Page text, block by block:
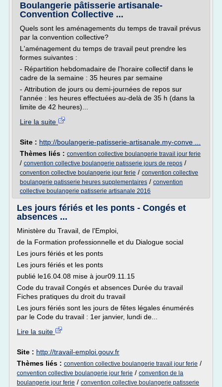
Boulangerie pâtisserie artisanale-
Convention Collective ...
Quels sont les aménagements du temps de travail prévus
par la convention collective?
L'aménagement du temps de travail peut prendre les
formes suivantes :
- Répartition hebdomadaire de l'horaire collectif dans le
cadre de la semaine : 35 heures par semaine
- Attribution de jours ou demi-journées de repos sur
l'année : les heures effectuées au-delà de 35 h (dans la
limite de 42 heures)...
Lire la suite
Site : http://boulangerie-patisserie-artisanale.my-conve ...
Thèmes liés : convention collective boulangerie travail jour ferie
/ convention collective boulangerie patisserie jours de repos /
convention collective boulangerie jour ferie / convention collective
boulangerie patisserie heures supplementaires / convention
collective boulangerie patisserie artisanale 2016
Les jours fériés et les ponts - Congés et
absences ...
Ministère du Travail, de l'Emploi,
de la Formation professionnelle et du Dialogue social
Les jours fériés et les ponts
Les jours fériés et les ponts
publié le16.04.08 mise à jour09.11.15
Code du travail Congés et absences Durée du travail
Fiches pratiques du droit du travail
Les jours fériés sont les jours de fêtes légales énumérés
par le Code du travail : 1er janvier, lundi de...
Lire la suite
Site : http://travail-emploi.gouv.fr
Thèmes liés : convention collective boulangerie travail jour ferie /
convention collective boulangerie jour ferie / convention de la
boulangerie jour ferie / convention collective boulangerie patisserie